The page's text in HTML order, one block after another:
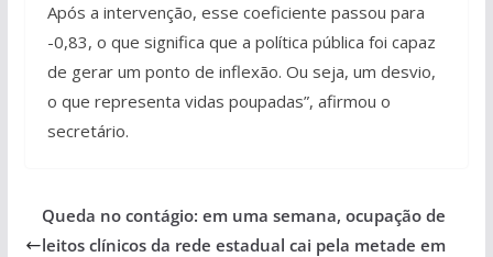
Após a intervenção, esse coeficiente passou para
-0,83, o que significa que a política pública foi capaz
de gerar um ponto de inflexão. Ou seja, um desvio,
o que representa vidas poupadas”, afirmou o
secretário.
Queda no contágio: em uma semana, ocupação de
leitos clínicos da rede estadual cai pela metade em